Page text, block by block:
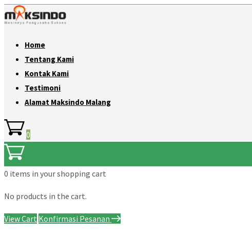
Home
Tentang Kami
Kontak Kami
Testimoni
Alamat Maksindo Malang
0
0 items in your shopping cart
No products in the cart.
View Cart Konfirmasi Pesanan